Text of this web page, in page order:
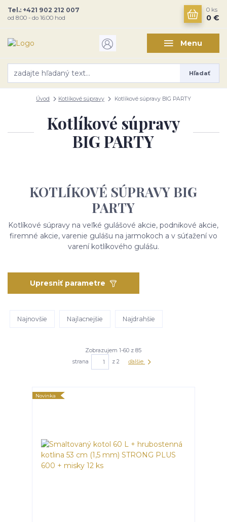
Menu
Hľadať
Tel.: +421 902 212 007
od 8:00 - do 16:00 hod
0 ks
0 €
Úvod Kotlíkové súpravy Kotlíkové súpravy BIG PARTY
Kotlíkové súpravy
BIG PARTY
KOTLÍKOVÉ SÚPRAVY BIG
PARTY
Kotlíkové súpravy na veľké gulášové akcie, podnikové akcie,
firemné akcie, varenie gulášu na jarmokoch a v súťažení vo
varení kotlíkového gulášu.
Upresniť parametre
Najnovšie Najlacnejšie Najdrahšie
Zobrazujem 1-60 z 85
strana
z 2 ďalšie
Novinka